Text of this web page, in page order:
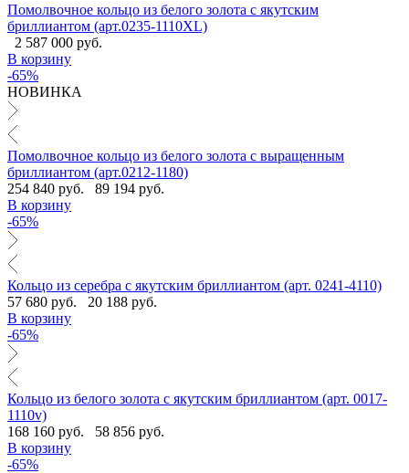
Помолвочное кольцо из белого золота с якутским
бриллиантом (арт.0235-1110XL)
2 587 000 руб.
В корзину
-65%
НОВИНКА
Помолвочное кольцо из белого золота с выращенным
бриллиантом (арт.0212-1180)
254 840 руб.
89 194 руб.
В корзину
-65%
Кольцо из серебра с якутским бриллиантом (арт. 0241-4110)
57 680 руб.
20 188 руб.
В корзину
-65%
Кольцо из белого золота с якутским бриллиантом (арт. 0017-
1110v)
168 160 руб.
58 856 руб.
В корзину
-65%